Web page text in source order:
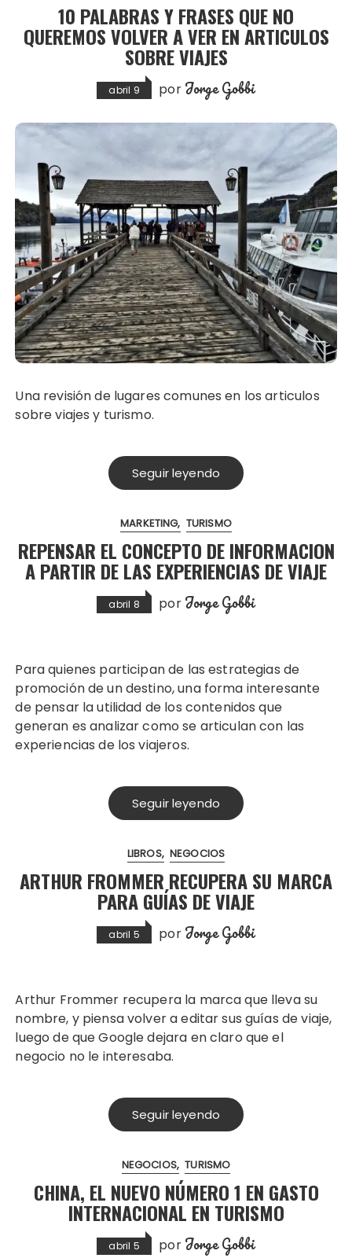
10 PALABRAS Y FRASES QUE NO
QUEREMOS VOLVER A VER EN ARTICULOS
SOBRE VIAJES
abril 9 por Jorge Gobbi
Una revisión de lugares comunes en los articulos
sobre viajes y turismo.
Seguir leyendo
MARKETING TURISMO
REPENSAR EL CONCEPTO DE INFORMACION
A PARTIR DE LAS EXPERIENCIAS DE VIAJE
abril 8 por Jorge Gobbi
Para quienes participan de las estrategias de
promoción de un destino, una forma interesante
de pensar la utilidad de los contenidos que
generan es analizar como se articulan con las
experiencias de los viajeros.
Seguir leyendo
LIBROS NEGOCIOS
ARTHUR FROMMER RECUPERA SU MARCA
PARA GUÍAS DE VIAJE
abril 5 por Jorge Gobbi
Arthur Frommer recupera la marca que lleva su
nombre, y piensa volver a editar sus guías de viaje,
luego de que Google dejara en claro que el
negocio no le interesaba.
Seguir leyendo
NEGOCIOS TURISMO
CHINA, EL NUEVO NÚMERO 1 EN GASTO
INTERNACIONAL EN TURISMO
abril 5 por Jorge Gobbi